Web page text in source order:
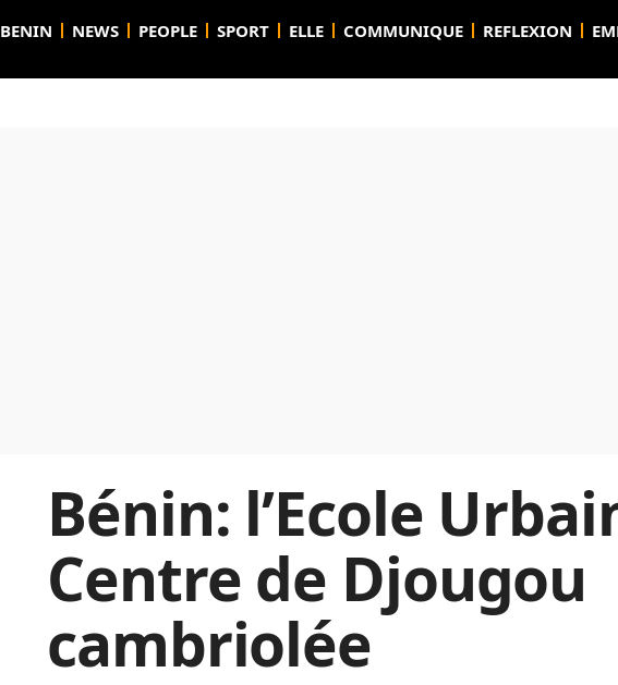
BENIN NEWS PEOPLE SPORT ELLE COMMUNIQUE REFLEXION
Bénin: l’Ecole
Centre de Djougou
cambriolée